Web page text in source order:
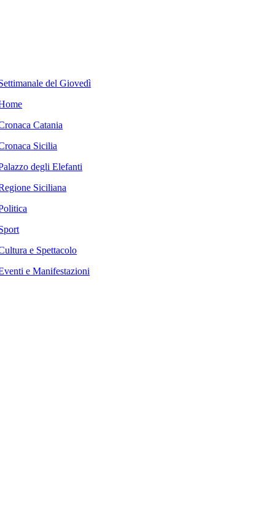
del Giovedì
Catania
Sicilia
degli Elefanti
Siciliana
e Spettacolo
e Manifestazioni